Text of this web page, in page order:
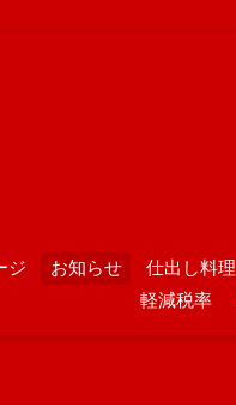
ジ お知らせ 仕出し料理
軽減税率